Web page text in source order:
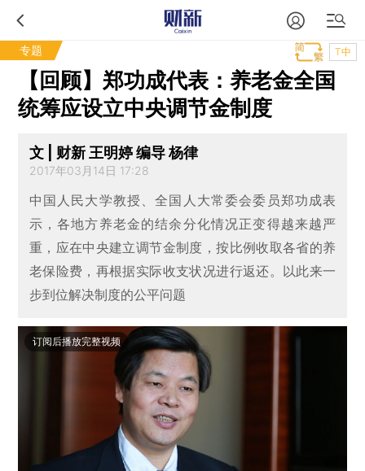
专题 T中
【回顾】郑功成代表：养老金全国
统筹应设立中央调节金制度
文 | 财新 王明婷 编导 杨律
2017年03月14日 17:28
中国人民大学教授、全国人大常委会委员郑功成表
示，各地方养老金的结余分化情况正变得越来越严
重，应在中央建立调节金制度，按比例收取各省的养
老保险费，再根据实际收支状况进行返还。以此来一
步到位解决制度的公平问题
订阅后播放完整视频